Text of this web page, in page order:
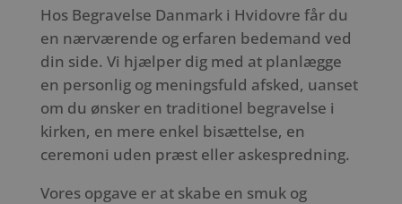
Hos Begravelse Danmark i Hvidovre får du
en nærværende og erfaren bedemand ved
din side. Vi hjælper dig med at planlægge
en personlig og meningsfuld afsked, uanset
om du ønsker en traditionel begravelse i
kirken, en mere enkel bisættelse, en
ceremoni uden præst eller askespredning.
Vores opgave er at skabe en smuk og